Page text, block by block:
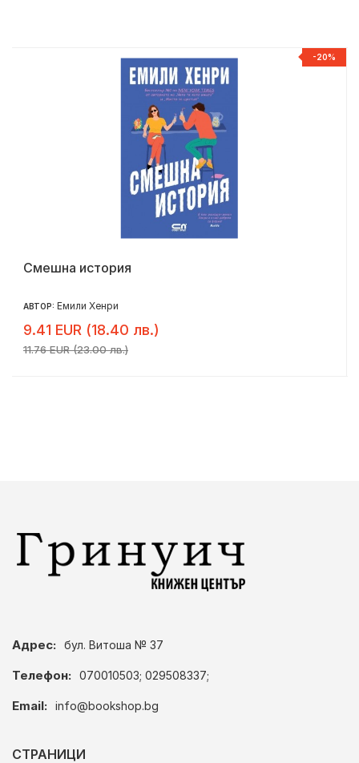
-20%
Смешна история
АВТОР: Емили Хенри
9.41 EUR (18.40 лв.)
11.76 EUR (23.00 лв.)
Адрес: бул. Витоша № 37
Телефон: 070010503; 029508337;
Email: info@bookshop.bg
СТРАНИЦИ